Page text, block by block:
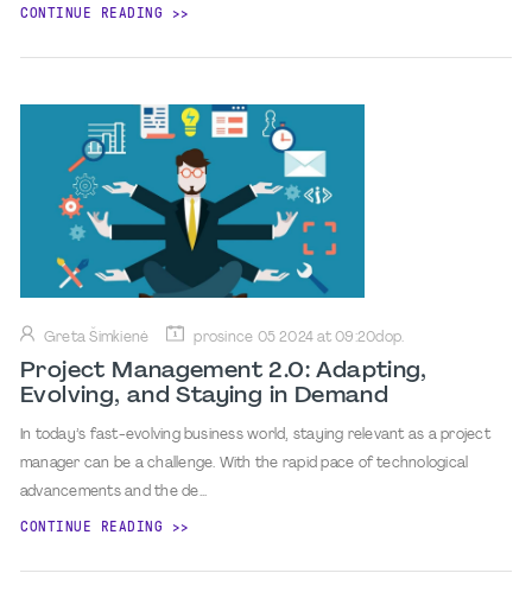
CONTINUE READING
Greta Šimkienė prosince 05 2024 at 09:20dop.
Project Management 2.0: Adapting,
Evolving, and Staying in Demand
In today’s fast-evolving business world, staying relevant as a project
manager can be a challenge. With the rapid pace of technological
advancements and the de...
CONTINUE READING